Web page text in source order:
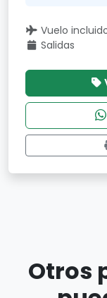
Vuelo
Salidas
Otros